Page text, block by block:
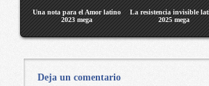
Una nota para el Amor latino
2023 mega
La resistencia invisible
2025 mega
Deja un comentario